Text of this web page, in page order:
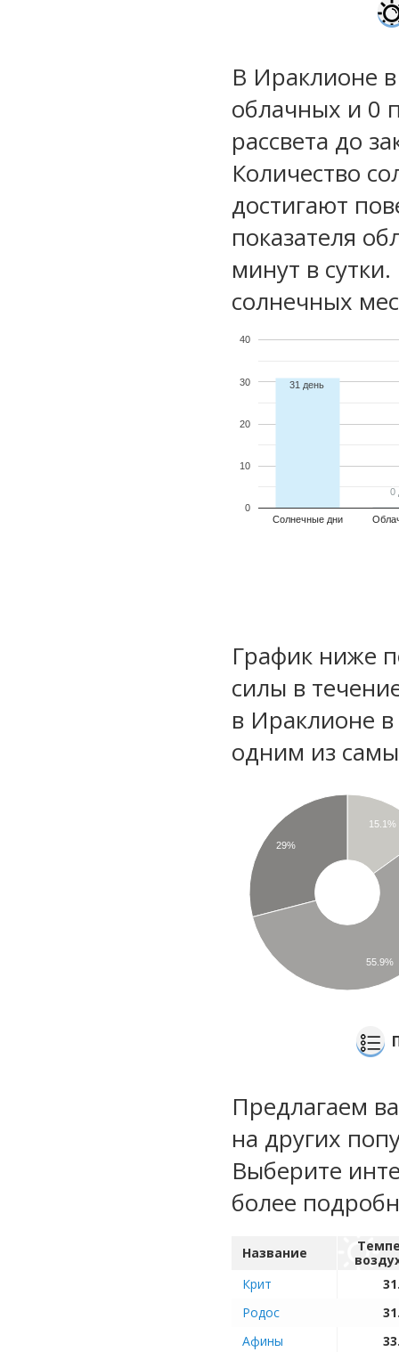
В Ираклионе
облачных и 0
рассвета до
Количество
достигают
показателя
минут в
солнечных
Солнечные дни
0
10
20
30
40
31 день
0
0
График ниже
силы в
в Ираклионе в
одним из
15.1%
29%
55.9%
Предлагаем
на других
Выберите
более
Название
Крит
Родос
Афины